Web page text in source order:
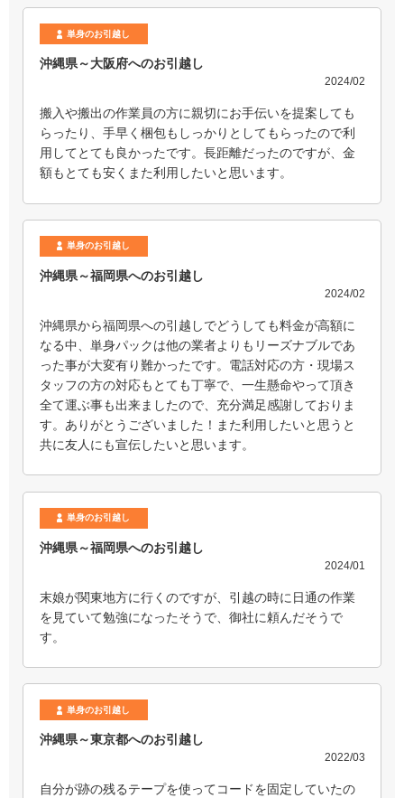
単身のお引越し
沖縄県～大阪府へのお引越し
2024/02
搬入や搬出の作業員の方に親切にお手伝いを提案しても
らったり、手早く梱包もしっかりとしてもらったので利
用してとても良かったです。長距離だったのですが、金
額もとても安くまた利用したいと思います。
単身のお引越し
沖縄県～福岡県へのお引越し
2024/02
沖縄県から福岡県への引越しでどうしても料金が高額に
なる中、単身パックは他の業者よりもリーズナブルであ
った事が大変有り難かったです。電話対応の方・現場ス
タッフの方の対応もとても丁寧で、一生懸命やって頂き
全て運ぶ事も出来ましたので、充分満足感謝しておりま
す。ありがとうございました！また利用したいと思うと
共に友人にも宣伝したいと思います。
単身のお引越し
沖縄県～福岡県へのお引越し
2024/01
末娘が関東地方に行くのですが、引越の時に日通の作業
を見ていて勉強になったそうで、御社に頼んだそうで
す。
単身のお引越し
沖縄県～東京都へのお引越し
2022/03
自分が跡の残るテープを使ってコードを固定していたの